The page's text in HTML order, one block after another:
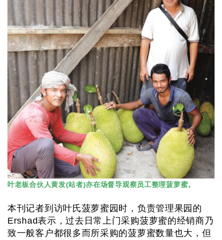
叶老板合伙人黄发(站者)亦在场督导观察员工整理菠萝蜜。
本刊记者到访叶氏菠萝蜜园时，负责管理果园的
Ershad表示，过去日常上门采购菠萝蜜的经销商乃
致一般客户都很多而所采购的菠萝蜜数量也大，但